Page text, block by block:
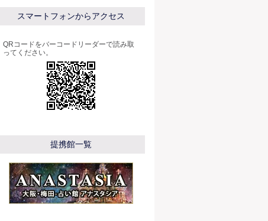
スマートフォンからアクセス
QRコードをバーコードリーダーで読み取
ってください。
提携館一覧